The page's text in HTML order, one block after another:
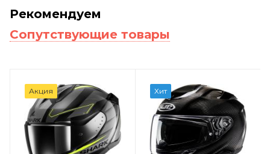
Рекомендуем
Сопутствующие товары
Акция Хит